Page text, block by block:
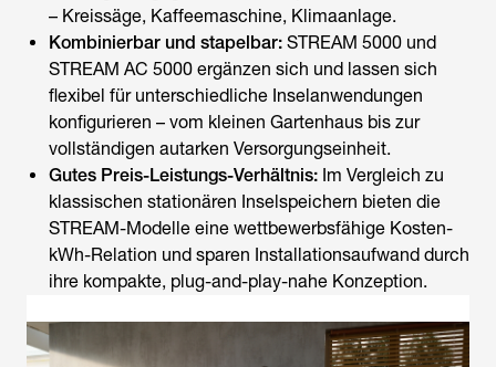
– Kreissäge, Kaffeemaschine, Klimaanlage.
Kombinierbar und stapelbar: STREAM 5000 und
STREAM AC 5000 ergänzen sich und lassen sich
flexibel für unterschiedliche Inselanwendungen
konfigurieren – vom kleinen Gartenhaus bis zur
vollständigen autarken Versorgungseinheit.
Gutes Preis-Leistungs-Verhältnis: Im Vergleich zu
klassischen stationären Inselspeichern bieten die
STREAM-Modelle eine wettbewerbsfähige Kosten-
kWh-Relation und sparen Installationsaufwand durch
ihre kompakte, plug-and-play-nahe Konzeption.